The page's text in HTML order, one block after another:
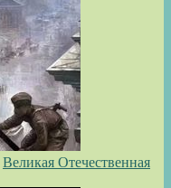
Великая Отечественная